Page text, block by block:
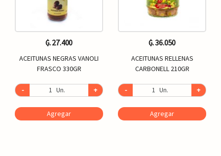
₲. 27.400
ACEITUNAS NEGRAS VANOLI
FRASCO 330GR
- Un. +
Agregar
₲. 36.050
ACEITUNAS RELLENAS
CARBONELL 210GR
- Un. +
Agregar